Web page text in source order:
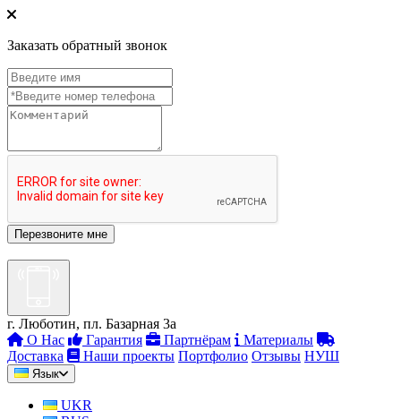
Заказать обратный звонок
г. Люботин, пл. Базарная 3а
О Нас
Гарантия Партнёрам
Материалы
Доставка
Наши проекты Портфолио Отзывы НУШ
Язык
UKR